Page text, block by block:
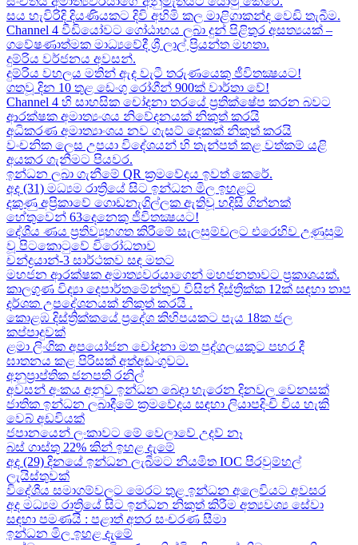
සය හැවිරිදි දියණියකට දිවි අහිමි කල මාළිගාකන්ද වෙඩි තැබීම​.
Channel 4 වීඩියෝවට ගෝඨාභය ලබා දුන් පිළිතුර අසත්‍යයක් –
ගවේෂණාත්මක මාධ්‍යවේදී ශ්‍රී ලාල් ප්‍රියන්ත මහතා.
දුම්රිය වර්ජනය අවසන්.
දුම්රිය වහලය මතින් ඇද​ වැටී තරුණයෙකු ජීවිතක්‍ෂයට​!
ගතවූ දින 10 තුළ ඩෙංගු රෝගීන් 900ක් වාර්තා වේ!
Channel 4 හි සාහසික චෝදනා තරයේ ප්‍රතික්ෂේප කරන බවට
ආරක්ෂක අමාත්‍යංශය නිවේදනයක් නිකුත් කරයි
අධිකරණ අමාත්‍යාංශය නව ගැසට් දෙකක් නිකුත් කරයි
වංචනික ලෙස උපයා විදේශයන් හි තැන්පත් කළ​ වත්කම් යළි
අයකර ගැනීමට පියවර​.
ඉන්ධන ලබා ගැනීමේ QR ක්‍රමවේදය ඉවත් කෙරේ.
අද (31) මධ්‍යම රාත්‍රියේ සිට ඉන්ධන මිල ඉහළට
දකුණු අප්‍රිකාවේ ගොඩනැගිල්ලක ඇතිවූ හදිසි ගින්නක්
හේතුවෙන් 63දෙනෙකු ජීවිතක්‍ෂයට​!
දේශීය​ ණය ප්‍රතිව්‍යුහගත කිරීමේ සැලසුම්වලට එරෙහිව උණුසුම්
වූ පිටකොටුවේ විරෝධතාව
චන්ද්‍රයාන්-3 සාර්ථකව සඳ මතට​
මහජන ආරක්ෂක අමාත්‍යවරයාගෙන් මහජනතාවට ප්‍රකාශයක්.
කාලගුණ විද්‍යා දෙපාර්තමේන්තුව විසින් දිස්ත්‍රික්ක 12ක් සඳහා තාප
දර්ශක උපදේශනයක් නිකුත් කරයි .
කොළඹ දිස්ත්‍රික්කයේ ප්‍රදේශ කිහිපයකට පැය 18ක ජල
කප්පාදුවක්
ළමා ලිංගික අපයෝජන චෝදනා මත පුද්ගලයකුට පහර දී
ඝාතනය කළ පිරිසක් අත්අඩංගුවට.
අනුප්‍රාප්තික ජනපති රනිල්
අවසන් අංකය අනුව ඉන්ධන බෙදා හැරෙන දිනවල වෙනසක්
ජාතික ඉන්ධන ලබාදීමේ ක්‍රමවේදය සඳහා ලියාපදිංචි විය හැකි
වෙබ් අඩවියක්
ජපානයෙන් ලංකාවට මේ වෙලාවේ උදව් නෑ
බස් ගාස්තු 22% කින් ඉහළ දැමේ
අද (29) දිනයේ ඉන්ධන ලැබීමට නියමිත IOC පිරවුම්හල්
ලැයිස්තුවක්
විදේශීය සමාගම්වලට මෙරට තුළ ඉන්ධන අලෙවියට අවසර
අද මධ්‍යම රාත්‍රියේ සිට ඉන්ධන නිකුත් කිරීම අත්‍යවශ්‍ය සේවා
සඳහා පමණයි : පළාත් අතර සංචරණ සීමා
ඉන්ධන මිල ඉහළ දැමේ